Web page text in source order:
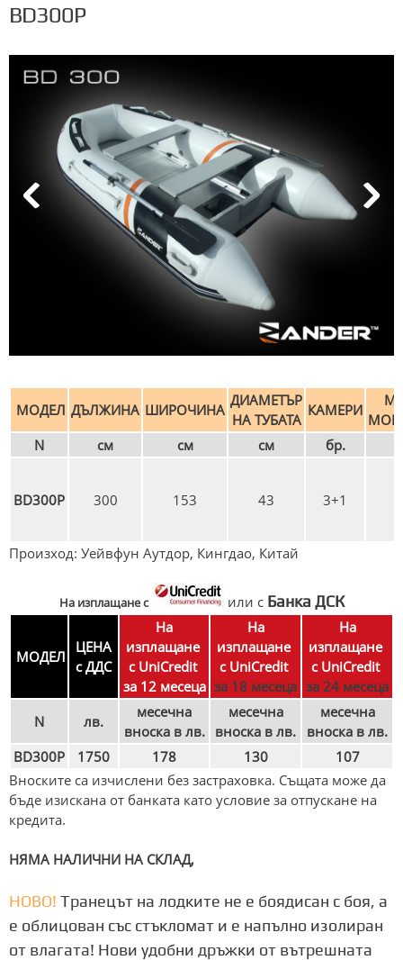
BD300P
МОДЕЛ ДЪЛЖИНА ШИРОЧИНА
ДИАМЕТЪР
НА ТУБАТА
КАМЕРИ
N
см см см бр.
BD300P 300 153 43 3+1
Произход: Уейвфун Аутдор, Кингдао, Китай
На изплащане с или с Банка ДСК
МОДЕЛ
ЦЕНА
с ДДС
На
изплащане
с UniCredit
за 12 месеца
На
изплащане
с UniCredit
за 18 месеца
На
изплащане
с UniCredit
за 24 месеца
N
лв.
месечна
вноска в лв.
месечна
вноска в лв.
месечна
вноска в лв.
BD300P
1750 178 130
107
Вноските са изчислени без застраховка. Същата може да
бъде изискана от банката като условие за отпускане на
кредита.
НЯМА НАЛИЧНИ НА СКЛАД,
НОВО! Транецът на лодките не е боядисан с боя, а
е облицован със стъкломат и е напълно изолиран
от влагата! Нови удобни дръжки от вътрешната